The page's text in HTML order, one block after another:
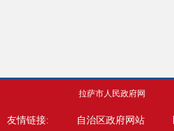
拉萨市人民政府网
友情链接: 自治区政府网站